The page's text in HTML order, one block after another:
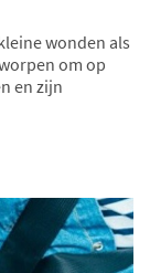
wonden als
om op
en zijn